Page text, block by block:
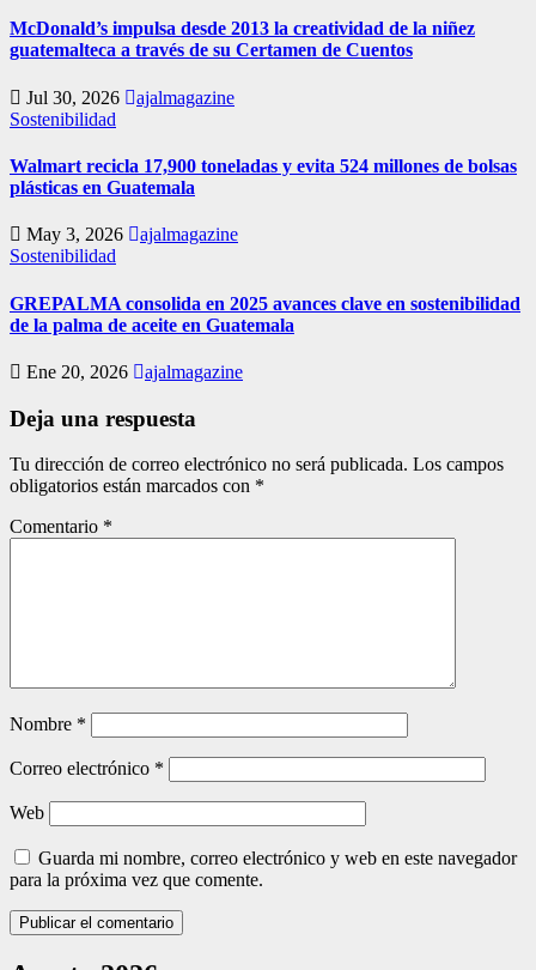
McDonald’s impulsa desde 2013 la creatividad de la niñez
guatemalteca a través de su Certamen de Cuentos
Jul 30, 2026
ajalmagazine
Sostenibilidad
Walmart recicla 17,900 toneladas y evita 524 millones de bolsas
plásticas en Guatemala
May 3, 2026
ajalmagazine
Sostenibilidad
GREPALMA consolida en 2025 avances clave en sostenibilidad
de la palma de aceite en Guatemala
Ene 20, 2026 ajalmagazine
Deja una respuesta
Tu dirección de correo electrónico no será publicada. Los campos
obligatorios están marcados con *
Comentario *
Nombre *
Correo electrónico *
Web
Guarda mi nombre, correo electrónico y web en este navegador
para la próxima vez que comente.